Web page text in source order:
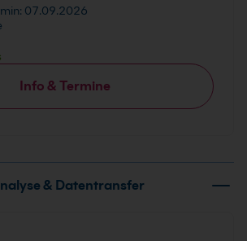
07.09.2026
Info & Termine
& Datentransfer